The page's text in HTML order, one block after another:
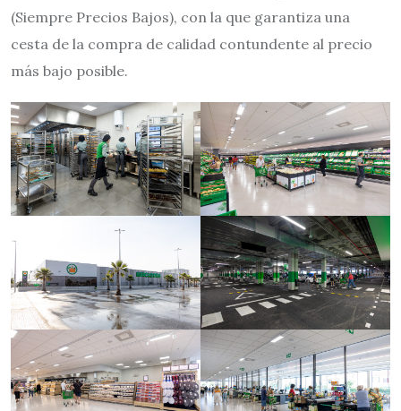
(Siempre Precios Bajos), con la que garantiza una
cesta de la compra de calidad contundente al precio
más bajo posible.